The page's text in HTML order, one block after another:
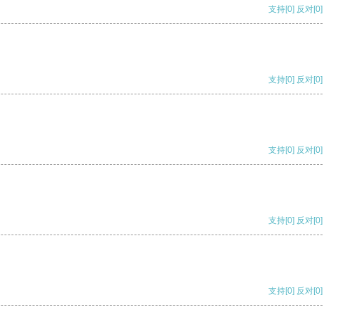
支持[0] 反对[0]
支持[0] 反对[0]
支持[0] 反对[0]
支持[0] 反对[0]
支持[0] 反对[0]